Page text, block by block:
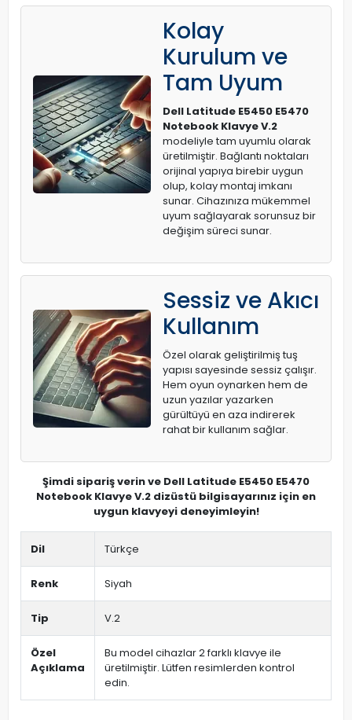
Kolay
Kurulum ve
Tam Uyum
Dell Latitude E5450 E5470
Notebook Klavye V.2
modeliyle tam uyumlu olarak
üretilmiştir. Bağlantı noktaları
orijinal yapıya birebir uygun
olup, kolay montaj imkanı
sunar. Cihazınıza mükemmel
uyum sağlayarak sorunsuz bir
değişim süreci sunar.
Sessiz ve Akıcı
Kullanım
Özel olarak geliştirilmiş tuş
yapısı sayesinde sessiz çalışır.
Hem oyun oynarken hem de
uzun yazılar yazarken
gürültüyü en aza indirerek
rahat bir kullanım sağlar.
Şimdi sipariş verin ve Dell Latitude E5450 E5470
Notebook Klavye V.2 dizüstü bilgisayarınız için en
uygun klavyeyi deneyimleyin!
Dil Türkçe
Renk Siyah
Tip V.2
Özel
Açıklama
Bu model cihazlar 2 farklı klavye ile
üretilmiştir. Lütfen resimlerden kontrol
edin.